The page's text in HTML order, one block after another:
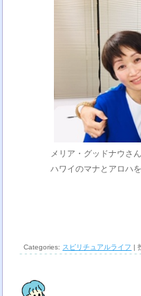
メリア・グッドナウさん
ハワイのマナとアロハ
Categories: スピリチュアルライフ |